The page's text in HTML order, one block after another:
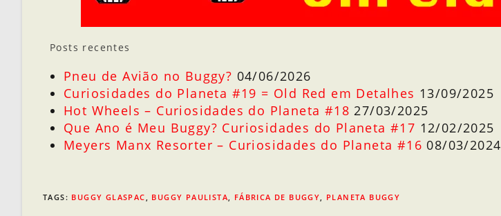
Posts recentes
Pneu de Avião no Buggy? 04/06/2026
Curiosidades do Planeta #19 = Old Red em Detalhes 13/09/2025
Hot Wheels – Curiosidades do Planeta #18 27/03/2025
Que Ano é Meu Buggy? Curiosidades do Planeta #17 12/02/2025
Meyers Manx Resorter – Curiosidades do Planeta #16 08/03/2024
TAGS: BUGGY GLASPAC BUGGY PAULISTA FÁBRICA DE BUGGY PLANETA BUGGY